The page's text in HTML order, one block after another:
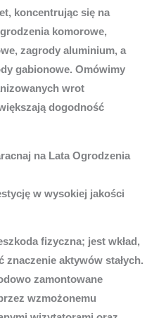
koncentrując się na
komorowe,
zagrody aluminium, a
gabionowe. Omówimy
wrot
dogodność
na Lata Ogrodzenia
w wysokiej jakości
fizyczna; jest wkład,
znaczenie aktywów stałych.
zamontowane
wzmożonemu